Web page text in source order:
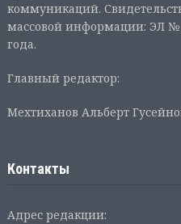
коммуникаций.
массовой информации: ЭЛ №
года.
Главный редактор:
Мехтиханов Альберт
Контакты
Адрес редакции: